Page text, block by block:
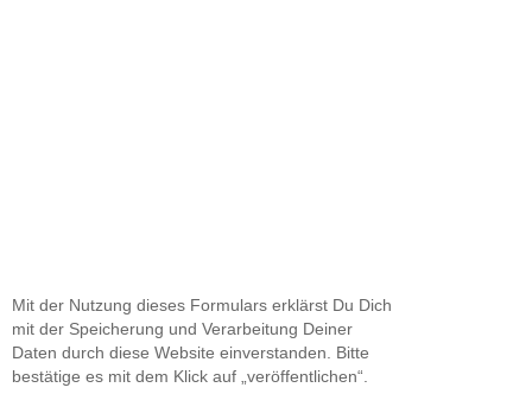
Mit der Nutzung dieses Formulars erklärst Du Dich
mit der Speicherung und Verarbeitung Deiner
Daten durch diese Website einverstanden. Bitte
bestätige es mit dem Klick auf „veröffentlichen“.